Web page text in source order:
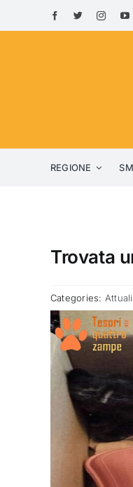
to
REGIONE
Trovata
Categories: